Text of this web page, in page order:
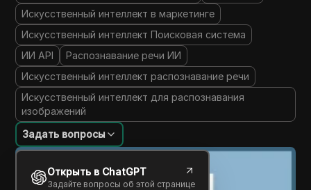
Искусственный интеллект в маркетинге
Искусственный интеллект Поисковая система
ИИ API
Распознавание речи ИИ
Искусственный интеллект распознавание речи
Искусственный интеллект для распознавания
изображений
Задать вопросы
Открыть в ChatGPT
Задайте вопросы об этой странице